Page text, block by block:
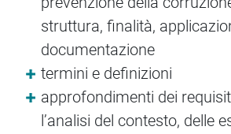
struttura, finalità,
documentazione
termini e definizioni
approfondimenti dei
l’analisi del contesto, delle